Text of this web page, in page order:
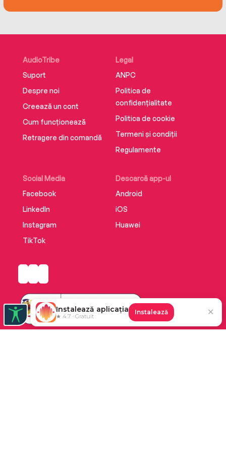
AudioTribe
Suport
Despre noi
Creează un cont
Cum funcționează
Retragere din comandă
Social Media
Facebook
LinkedIn
Instagram
TikTok
Descarcă app-ul
Android
iOS
Huawei
Legal
ANPC
Politica de
confidențialitate
Politica de cookie
Termeni și condiții
Regulamente
Instalează aplicația
★ 4.7 · Gratuit
Instalează ✕